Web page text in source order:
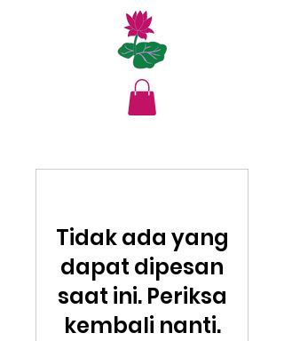
Tidak ada yang
dapat dipesan
saat ini. Periksa
kembali nanti.